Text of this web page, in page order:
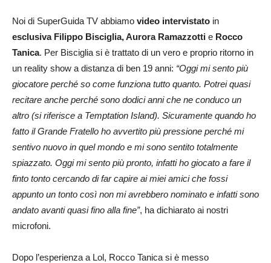
Noi di SuperGuida TV abbiamo video intervistato in
esclusiva Filippo Bisciglia, Aurora Ramazzotti e Rocco
Tanica. Per Bisciglia si è trattato di un vero e proprio ritorno in
un reality show a distanza di ben 19 anni: “Oggi mi sento più
giocatore perché so come funziona tutto quanto. Potrei quasi
recitare anche perché sono dodici anni che ne conduco un
altro (si riferisce a Temptation Island). Sicuramente quando ho
fatto il Grande Fratello ho avvertito più pressione perché mi
sentivo nuovo in quel mondo e mi sono sentito totalmente
spiazzato. Oggi mi sento più pronto, infatti ho giocato a fare il
finto tonto cercando di far capire ai miei amici che fossi
appunto un tonto così non mi avrebbero nominato e infatti sono
andato avanti quasi fino alla fine”, ha dichiarato ai nostri
microfoni.
Dopo l’esperienza a Lol, Rocco Tanica si è messo